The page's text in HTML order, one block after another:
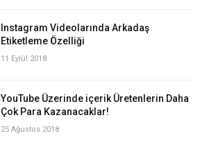
Instagram Videolarında Arkadaş
Etiketleme Özelliği
11 Eylül 2018
YouTube Üzerinde içerik Üretenlerin Daha
Çok Para Kazanacaklar!
25 Ağustos 2018